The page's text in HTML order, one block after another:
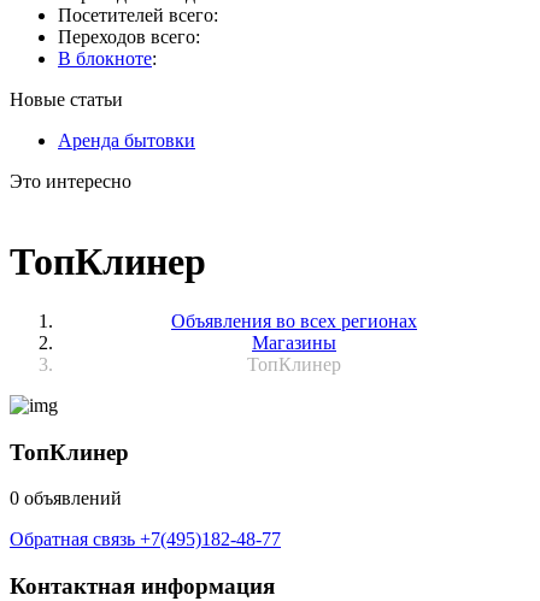
Посетителей всего:
Переходов всего:
В блокноте:
Новые статьи
Аренда бытовки
Это интересно
ТопКлинер
Объявления во всех регионах
Магазины
ТопКлинер
ТопКлинер
0 объявлений
Обратная связь +7(495)182-48-77
Контактная информация